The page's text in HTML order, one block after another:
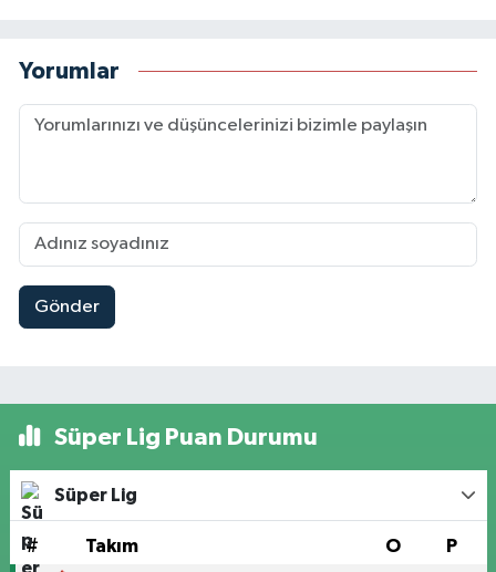
Yorumlar
Gönder
Süper Lig Puan Durumu
Süper Lig
# Takım O P